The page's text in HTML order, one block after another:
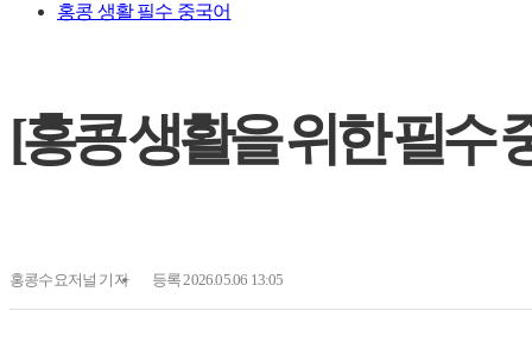
홍콩 생활 필수 중국어
[홍콩 생활을 위한 필수
홍콩수요저널 기자 등록 2026.05.06 13:05